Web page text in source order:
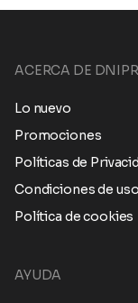
ACERCA DE
Lo nuevo
Promociones
Políticas de
Condiciones de
Política de cookies
AYUDA